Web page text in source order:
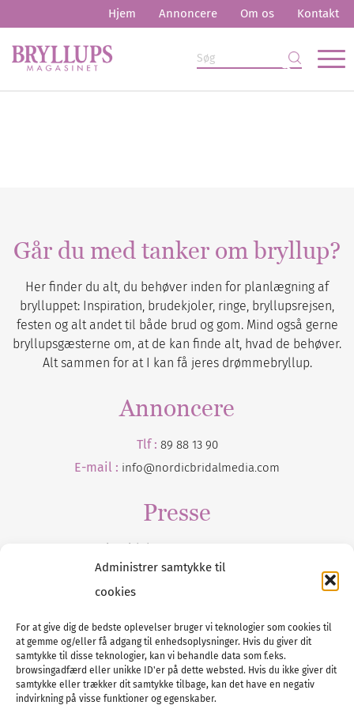
Administrer samtykke til
cookies
For at give dig de bedste oplevelser bruger vi teknologier som cookies til
at gemme og/eller få adgang til enhedsoplysninger. Hvis du giver dit
samtykke til disse teknologier, kan vi behandle data som f.eks.
browsingadfærd eller unikke ID'er på dette websted. Hvis du ikke giver dit
samtykke eller trækker dit samtykke tilbage, kan det have en negativ
indvirkning på visse funktioner og egenskaber.
Hjem Annoncere Om os Kontakt
Går du med tanker om bryllup?
Her finder du alt, du behøver inden for planlægning af
brylluppet: Inspiration, brudekjoler, ringe, bryllupsrejsen,
festen og alt andet til både brud og gom. Mind også gerne
bryllupsgæsterne om, at de kan finde alt, hvad de behøver.
Alt sammen for at I kan få jeres drømmebryllup.
Annoncere
Tlf : 89 88 13 90
E-mail : info@nordicbridalmedia.com
Presse
Tilmeld dig vores
Tel :89 88 13 90
E-post:info@nordicbridalmedia.com
Nordic Bridal Media